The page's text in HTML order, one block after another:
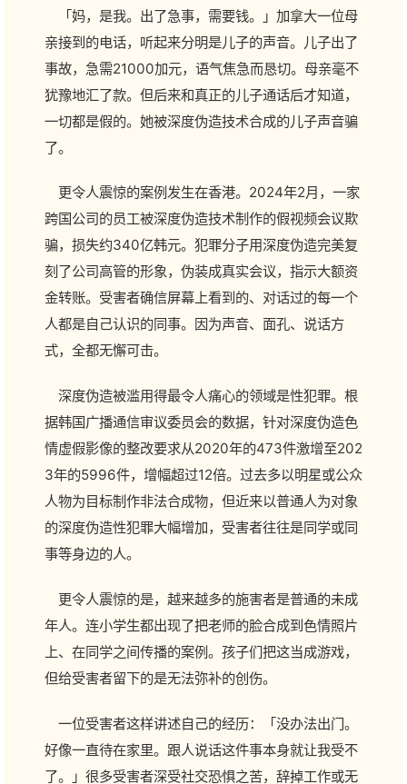
「妈，是我。出了急事，需要钱。」加拿大一位母
亲接到的电话，听起来分明是儿子的声音。儿子出了
事故，急需21000加元，语气焦急而恳切。母亲毫不
犹豫地汇了款。但后来和真正的儿子通话后才知道，
一切都是假的。她被深度伪造技术合成的儿子声音骗
了。
更令人震惊的案例发生在香港。2024年2月，一家
跨国公司的员工被深度伪造技术制作的假视频会议欺
骗，损失约340亿韩元。犯罪分子用深度伪造完美复
刻了公司高管的形象，伪装成真实会议，指示大额资
金转账。受害者确信屏幕上看到的、对话过的每一个
人都是自己认识的同事。因为声音、面孔、说话方
式，全都无懈可击。
深度伪造被滥用得最令人痛心的领域是性犯罪。根
据韩国广播通信审议委员会的数据，针对深度伪造色
情虚假影像的整改要求从2020年的473件激增至202
3年的5996件，增幅超过12倍。过去多以明星或公众
人物为目标制作非法合成物，但近来以普通人为对象
的深度伪造性犯罪大幅增加，受害者往往是同学或同
事等身边的人。
更令人震惊的是，越来越多的施害者是普通的未成
年人。连小学生都出现了把老师的脸合成到色情照片
上、在同学之间传播的案例。孩子们把这当成游戏，
但给受害者留下的是无法弥补的创伤。
一位受害者这样讲述自己的经历：「没办法出门。
好像一直待在家里。跟人说话这件事本身就让我受不
了。」很多受害者深受社交恐惧之苦，辞掉工作或无